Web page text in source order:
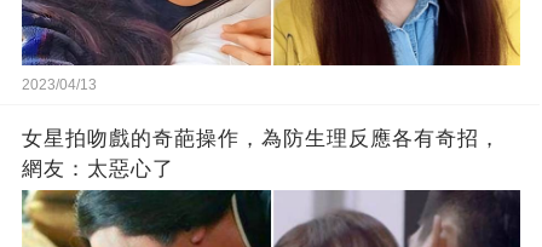
2023/04/13
女星拍吻戲的奇葩操作，為防生理反應各有奇招，
網友：太惡心了